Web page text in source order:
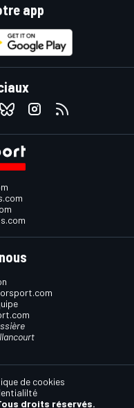
app
droits réservés.
de cookies